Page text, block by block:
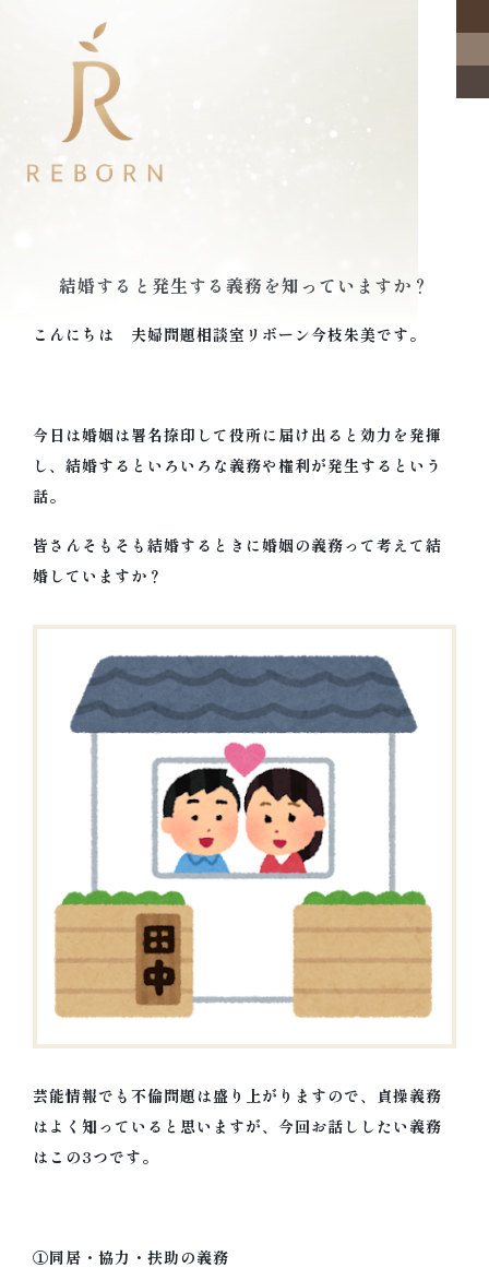
結婚すると発生する義務を知っていますか？
名古屋 夫婦問題・離婚問題相談室・夫
婦カウンセリング リボーン
夫婦カウンセリング/おひとりでの夫婦問題相談を対
育、DVやモラハラ等に悩む方を、それぞれの幸せに
導く。離婚カウンセラーであり面会交流事業経営者
の今枝朱美が、子供の権利を尊重した解決。
こんにちは 夫婦問題相談室リボーン今枝朱美です。
今日は婚姻は署名捺印して役所に届け出ると効力を発揮
し、結婚するといろいろな義務や権利が発生するという
話。
皆さんそもそも結婚するときに婚姻の義務って考えて結
婚していますか？
芸能情報でも不倫問題は盛り上がりますので、貞操義務
はよく知っていると思いますが、今回お話ししたい義務
はこの3つです。
①同居・協力・扶助の義務